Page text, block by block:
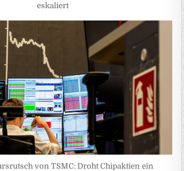
eskaliert
von TSMC: Droht Chipaktien ein